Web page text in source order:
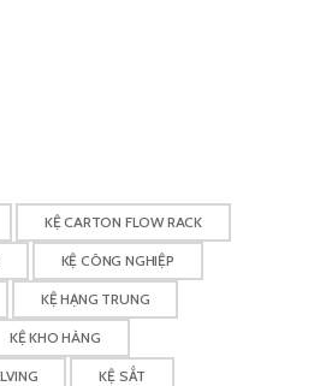
KỆ CARTON FLOW RACK
KỆ CÔNG NGHIỆP
KỆ HẠNG TRUNG
KỆ KHO HÀNG
KỆ SẮT